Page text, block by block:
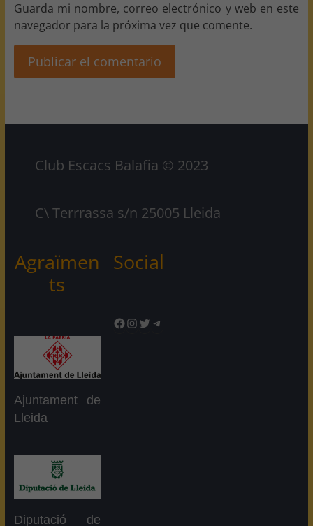
Guarda mi nombre, correo electrónico y web en este
navegador para la próxima vez que comente.
Club Escacs Balafia © 2023
C\ Terrrassa s/n 25005 Lleida
Agraïmen
ts
Ajuntament de
Lleida
Diputació de
Social
Facebook
Instagram
TwitterTelegram